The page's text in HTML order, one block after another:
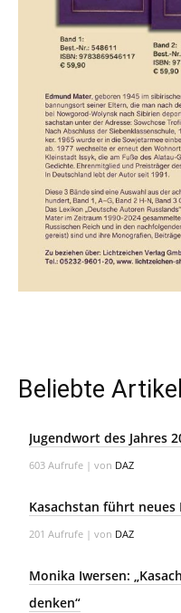
Beliebte
Jugendwort des Jahres
603 Aufrufe | von DAZ
Kasachstan führt neues
201 Aufrufe | von DAZ
Monika Iwersen:
denken“